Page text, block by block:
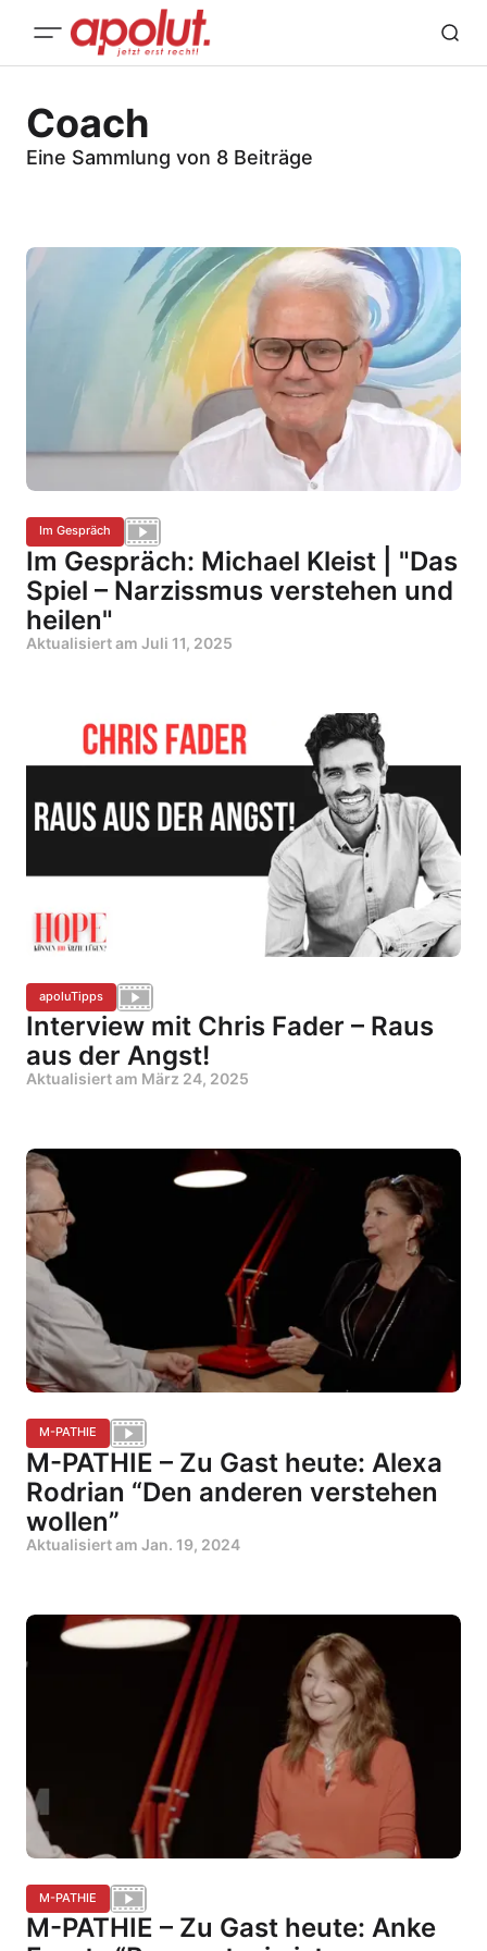
Coach
Eine Sammlung von 8 Beiträge
Im Gespräch
Im Gespräch: Michael Kleist | "Das
Spiel – Narzissmus verstehen und
heilen"
Aktualisiert am Juli 11, 2025
apoluTipps
Interview mit Chris Fader – Raus
aus der Angst!
Aktualisiert am März 24, 2025
M-PATHIE
M-PATHIE – Zu Gast heute: Alexa
Rodrian “Den anderen verstehen
wollen”
Aktualisiert am Jan. 19, 2024
M-PATHIE
M-PATHIE – Zu Gast heute: Anke